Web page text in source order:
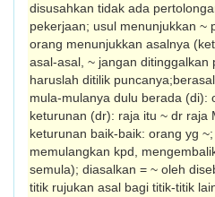
disusahkan tidak ada
pekerjaan; usul menunjukkan ~
orang menunjukkan asalnya
asal-asal, ~ jangan ditinggalkan
haruslah ditilik
mula-mulanya dulu berada (di):
keturunan (dr): raja itu ~ dr raja
keturunan baik-baik: orang yg
memulangkan kpd,
semula); diasalkan = ~ oleh
titik rujukan asal bagi titik-titik